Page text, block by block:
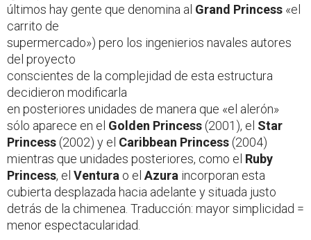
últimos hay gente que denomina al Grand Princess «el
carrito de
supermercado») pero los ingenierios navales autores
del proyecto
conscientes de la complejidad de esta estructura
decidieron modificarla
en posteriores unidades de manera que «el alerón»
sólo aparece en el Golden Princess (2001), el Star
Princess (2002) y el Caribbean Princess (2004)
mientras que unidades posteriores, como el Ruby
Princess, el Ventura o el Azura incorporan esta
cubierta desplazada hacia adelante y situada justo
detrás de la chimenea. Traducción: mayor simplicidad =
menor espectacularidad.